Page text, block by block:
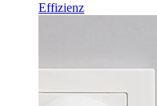
Effizienz